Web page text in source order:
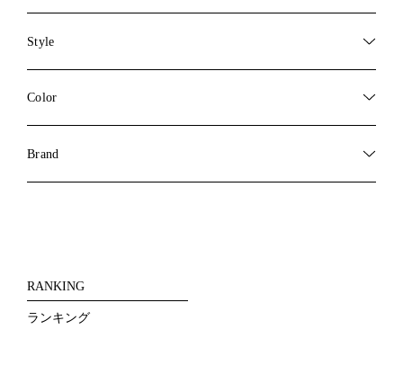
Style
Color
Brand
RANKING
ランキング